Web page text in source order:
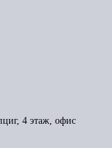
4 этаж, офис